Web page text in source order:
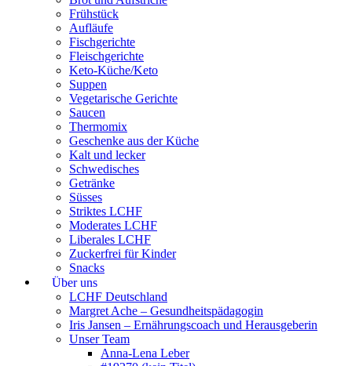
Frühstück
Aufläufe
Fischgerichte
Fleischgerichte
Keto-Küche/Keto
Suppen
Vegetarische Gerichte
Saucen
Thermomix
Geschenke aus der Küche
Kalt und lecker
Schwedisches
Getränke
Süsses
Striktes LCHF
Moderates LCHF
Liberales LCHF
Zuckerfrei für Kinder
Snacks
Über uns
LCHF Deutschland
Margret Ache – Gesundheitspädagogin
Iris Jansen – Ernährungscoach und Herausgeberin
Unser Team
Anna-Lena Leber